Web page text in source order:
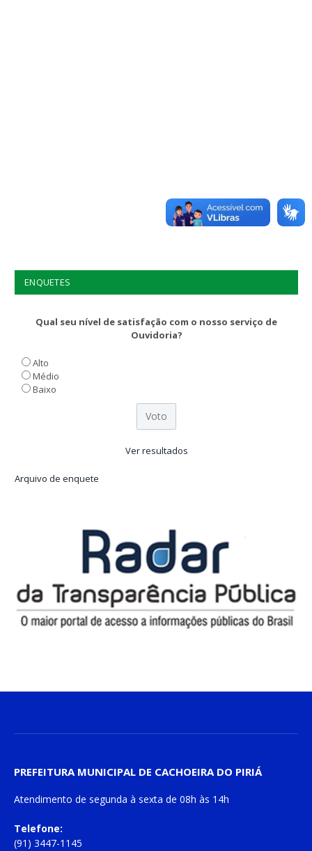
ENQUETES
Qual seu nível de satisfação com o nosso serviço de
Ouvidoria?
Alto
Médio
Baixo
Ver resultados
Arquivo de enquete
PREFEITURA MUNICIPAL DE CACHOEIRA DO PIRIÁ
Atendimento de segunda à sexta de 08h às 14h
Telefone:
(91) 3447-1145